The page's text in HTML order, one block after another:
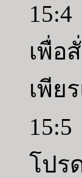
เพื่อ
เพีย
โปร